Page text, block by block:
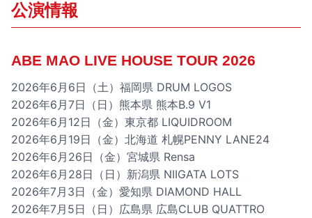
公演情報
ABE MAO LIVE HOUSE TOUR 2026
2026年6月6日（土）福岡県 DRUM LOGOS
2026年6月7日（日）熊本県 熊本B.9 V1
2026年6月12日（金）東京都 LIQUIDROOM
2026年6月19日（金）北海道 札幌PENNY LANE24
2026年6月26日（金）宮城県 Rensa
2026年6月28日（日）新潟県 NIIGATA LOTS
2026年7月3日（金）愛知県 DIAMOND HALL
2026年7月5日（日）広島県 広島CLUB QUATTRO